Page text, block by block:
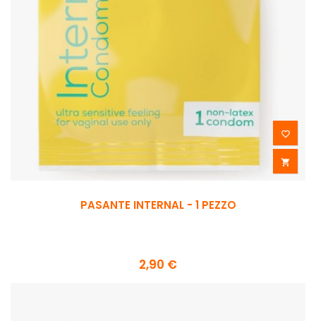


PASANTE INTERNAL - 1 PEZZO
2,90 €